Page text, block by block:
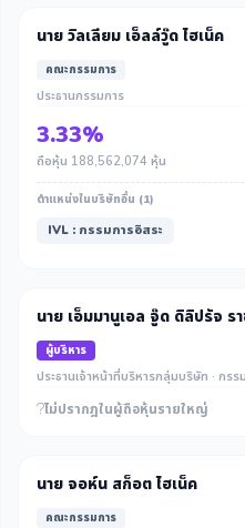
นาย วิลเลียม เอ็ลล์วู๊ด ไฮเน็ค
คณะกรรมการ
ประธานกรรมการ
3.33%
ถือหุ้น 188,562,074 หุ้น
ตำแหน่งในบริษัทอื่น (1)
IVL : กรรมการอิสระ
นาย เอ็มมานูเอล จู๊ด ดิลิปรัจ รา
ผู้บริหาร
ประธานเจ้าหน้าที่บริหารกลุ่มบริษัท · กรร
ไม่ปรากฎในผู้ถือหุ้นรายใหญ่
นาย จอห์น สก็อต ไฮเน็ค
คณะกรรมการ